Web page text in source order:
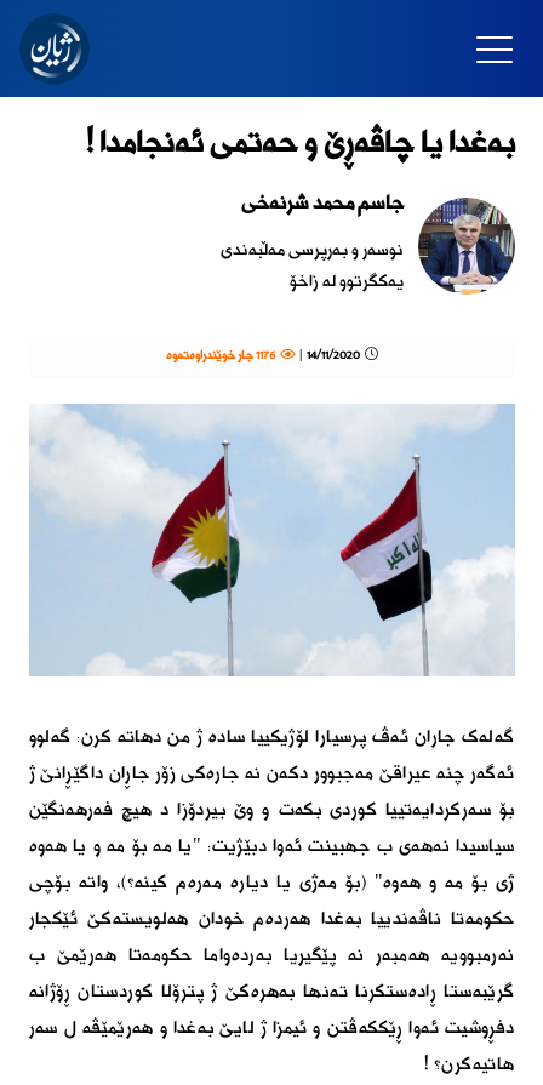
بەغدا یا چاڤەڕێ و حەتمی ئەنجامدا !
جاسم محمد شرنەخى
نوسەر و بەرپرسی مەڵبەندی
یەکگرتوو لە زاخۆ
14/11/2020 | 1176 جار خوێندراوەتەوە
گەلەک جاران ئەڤ پرسیارا لۆژیکییا سادە ژ من دهاتە کرن: گەلوو
ئەگەر چنە عیراقێ مەجبوور دکەن نە جارەکى زۆر جاڕان داگێڕانێ ژ
بۆ سەرکردایەتییا کوردى بکەت و وێ بیردۆزا د هیچ فەرهەنگێن
سیاسیدا نەهەى ب جهبینت ئەوا دبێژیت: "یا مە بۆ مە و یا هەوە
ژی بۆ مە و هەوە" (بۆ مەژى یا ديارە مەرەم کینە؟)، واتە بۆچى
حکومەتا ناڤەندییا بەغدا هەردەم خودان هەلویستەکێ ئێکجار
نەرمبوویە هەمبەر نە پێگیریا بەردەواما حکومەتا هەرێمێ ب
گرێبەستا ڕادەستکرنا تەنها بەهرەکێ ژ پترۆلا کوردستان ڕۆژانە
دفڕوشیت ئەوا ڕێککەڤتن و ئیمزا ژ لایێ بەغدا و هەرێمێڤە ل سەر
هاتیەکرن؟!